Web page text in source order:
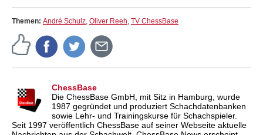
Themen: André Schulz, Oliver Reeh, TV ChessBase
ChessBase
Die ChessBase GmbH, mit Sitz in Hamburg, wurde
1987 gegründet und produziert Schachdatenbanken
sowie Lehr- und Trainingskurse für Schachspieler.
Seit 1997 veröffentlich ChessBase auf seiner Webseite aktuelle